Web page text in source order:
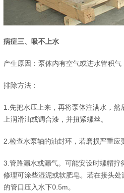
病症三、吸不上水
产生原因：泵体内有空气或进水管积
排除方法：
1.先把水压上来，再将泵体注满水，
上润滑油或调合漆，并扭紧螺丝。
2.检查水泵轴的油封环，若磨损严重应
3.管路漏水或漏气。可能安设时螺帽
修理可涂些湿泥或软肥皂。若在接头
的管口压入水下0.5m。